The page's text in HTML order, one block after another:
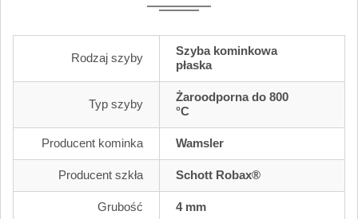
Rodzaj szyby
Szyba kominkowa
płaska
Typ szyby
Żaroodporna do 800
°C
Producent kominka Wamsler
Producent szkła Schott Robax®
Grubość 4 mm